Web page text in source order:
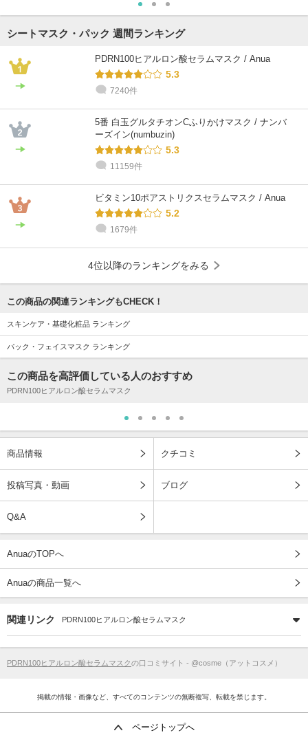
シートマスク・パック 週間ランキング
PDRN100ヒアルロン酸セラムマスク / Anua
5.3
7240件
5番 白玉グルタチオンCふりかけマスク / ナンバ
ーズイン(numbuzin)
5.3
11159件
ビタミン10ポアストリクスセラムマスク / Anua
5.2
1679件
4位以降のランキングをみる
この商品の関連ランキングもCHECK！
スキンケア・基礎化粧品 ランキング
パック・フェイスマスク ランキング
この商品を高評価している人のおすすめ
PDRN100ヒアルロン酸セラムマスク
商品情報 クチコミ
投稿写真・動画 ブログ
Q&A
AnuaのTOPへ
Anuaの商品一覧へ
関連リンク PDRN100ヒアルロン酸セラムマスク
PDRN100ヒアルロン酸セラムマスクの口コミサイト - @cosme（アットコスメ）
掲載の情報・画像など、すべてのコンテンツの無断複写、転載を禁じます。
ページトップへ